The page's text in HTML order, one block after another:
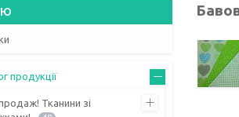
продукції
Тканини зі